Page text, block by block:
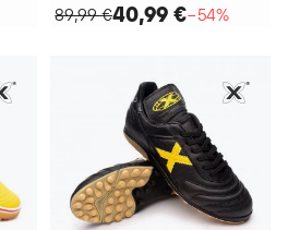
89,99 €40,99 €−54%